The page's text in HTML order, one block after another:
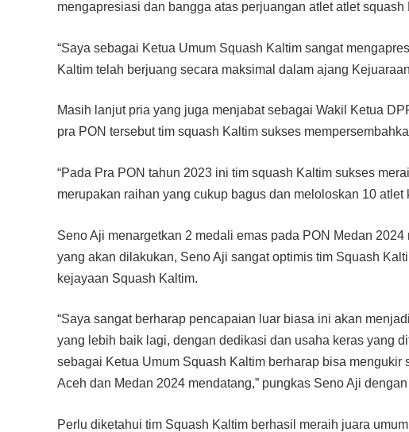
mengapresiasi dan bangga atas perjuangan atlet atlet
“Saya sebagai Ketua Umum Squash Kaltim sangat
Kaltim telah berjuang secara maksimal dalam ajang
Masih lanjut pria yang juga menjabat sebagai Wakil Ketua
pra PON tersebut tim squash Kaltim sukses
“Pada Pra PON tahun 2023 ini tim squash Kaltim sukses
merupakan raihan yang cukup bagus dan meloloskan 10 atlet
Seno Aji menargetkan 2 medali emas pada PON Medan
yang akan dilakukan, Seno Aji sangat optimis tim Squash
kejayaan Squash Kaltim.
“Saya sangat berharap pencapaian luar biasa ini akan
yang lebih baik lagi, dengan dedikasi dan usaha keras yang
sebagai Ketua Umum Squash Kaltim berharap bisa mengukir
Aceh dan Medan 2024 mendatang,” pungkas Seno Aji
Perlu diketahui tim Squash Kaltim berhasil meraih juara